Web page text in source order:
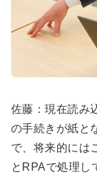
佐藤：現在読み
の手続きが紙と
で、将来的には
とRPAで処理し